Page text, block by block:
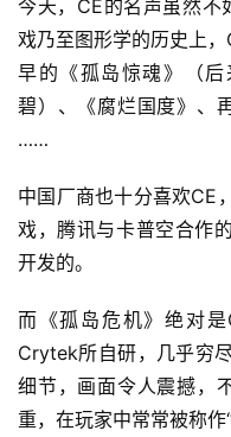
未
来
医
疗
智
能
驾
驶
慧
城
市
今天，CE的名声虽然
戏乃至图形学的历史上
早的《孤岛惊魂》（
碧）、《腐烂国度》、
……
中国厂商也十分喜欢CE
戏，腾讯与卡普空合作
开发的。
而《孤岛危机》绝对
Crytek所自研，几乎穷
细节，画面令人震撼，
重，在玩家中常常被称作“